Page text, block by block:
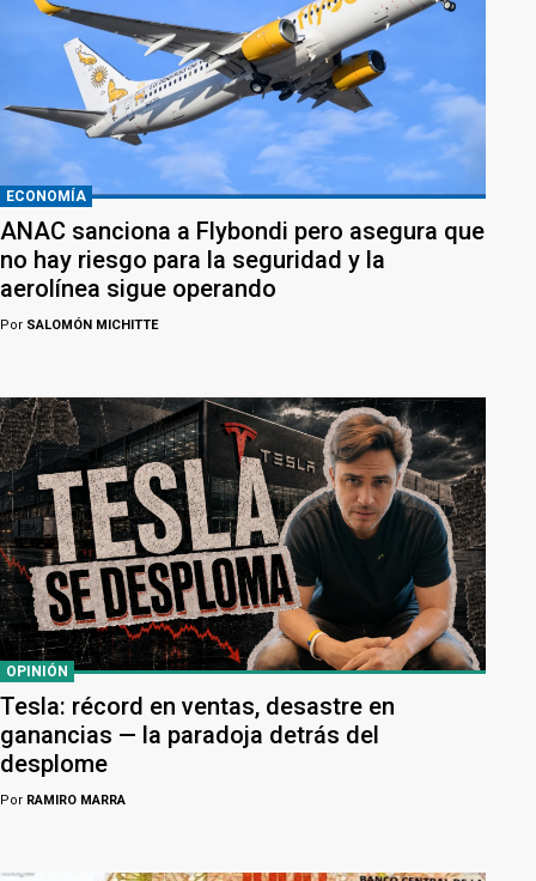
ECONOMÍA
ANAC sanciona a Flybondi pero asegura que
no hay riesgo para la seguridad y la
aerolínea sigue operando
Por SALOMÓN MICHITTE
OPINIÓN
Tesla: récord en ventas, desastre en
ganancias — la paradoja detrás del
desplome
Por RAMIRO MARRA